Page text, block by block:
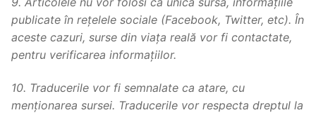
publicate în rețelele sociale (Facebook, Twitter, etc). În
aceste cazuri, surse din viața reală vor fi contactate,
pentru verificarea informațiilor.
10. Traducerile vor fi semnalate ca atare, cu
menționarea sursei. Traducerile vor respecta dreptul la